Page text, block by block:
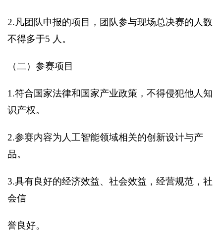
2.凡团队申报的项目，团队参与现场总决赛的人数
不得多于5 人。
（二）参赛项目
1.符合国家法律和国家产业政策，不得侵犯他人知
识产权。
2.参赛内容为人工智能领域相关的创新设计与产
品。
3.具有良好的经济效益、社会效益，经营规范，社
会信
誉良好。